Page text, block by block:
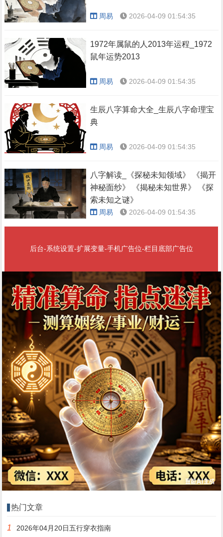
周易 2026-04-09 01:54:35
1972年属鼠的人2013年运程_1972
鼠年运势2013
周易 2026-04-09 01:54:35
生辰八字算命大全_生辰八字命理宝
典
周易 2026-04-09 01:54:35
八字解读_《探秘未知领域》 《揭开
神秘面纱》 《揭秘未知世界》 《探
索未知之谜》
周易 2026-04-09 01:54:35
后台-系统设置-扩展变量-手机广告位-栏目底部广告位
热门文章
1 2026年04月20日五行穿衣指南